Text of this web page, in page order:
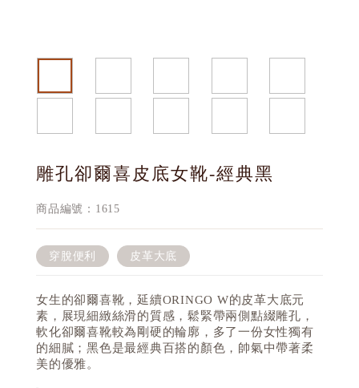
雕孔卻爾喜皮底女靴-經典黑
商品編號：1615
穿脫便利 皮革大底
女生的卻爾喜靴，延續ORINGO W的皮革大底元
素，展現細緻絲滑的質感，鬆緊帶兩側點綴雕孔，
軟化卻爾喜靴較為剛硬的輪廓，多了一份女性獨有
的細膩；黑色是最經典百搭的顏色，帥氣中帶著柔
美的優雅。